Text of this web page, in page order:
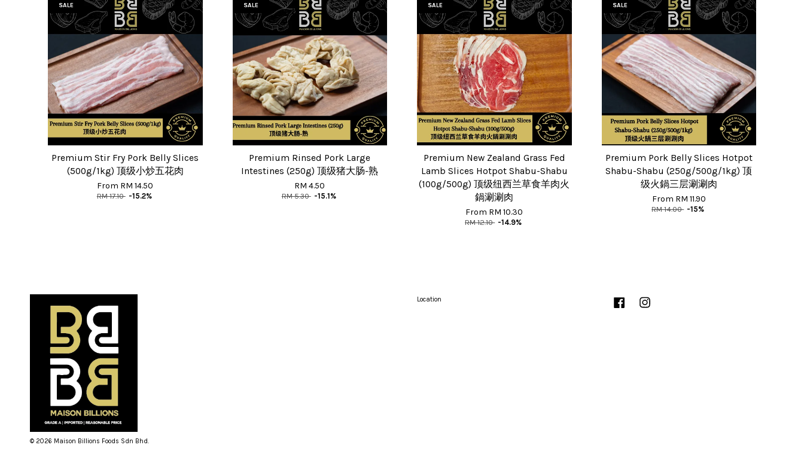
SALE
Premium Stir Fry Pork Belly Slices
(500g/1kg) 顶级小炒五花肉
From RM 14.50
RM 17.10 -15.2%
SALE
Premium Rinsed Pork Large
Intestines (250g) 顶级猪大肠-熟
RM 4.50
RM 5.30 -15.1%
SALE
Premium New Zealand Grass Fed
Lamb Slices Hotpot Shabu-Shabu
(100g/500g) 顶级纽西兰草食羊肉火
鍋涮涮肉
From RM 10.30
RM 12.10 -14.9%
SALE
Premium Pork Belly Slices Hotpot
Shabu-Shabu (250g/500g/1kg) 顶
级火鍋三层涮涮肉
From RM 11.90
RM 14.00 -15%
© 2026 Maison Billions Foods Sdn Bhd.
Location Facebook